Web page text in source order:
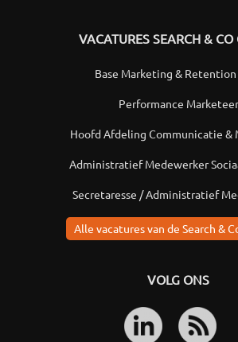
VACATURES SEARCH & CO
Base Marketing & Retention
Performance Marketeer
Hoofd Afdeling Communicatie &
Administratief Medewerker
Secretaresse / Administratief
Alle vacatures van de Search &
VOLG ONS